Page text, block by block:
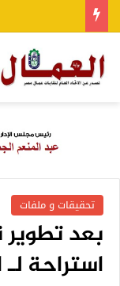
تحقيقات و ملفات
بعد تطوير
استراحة